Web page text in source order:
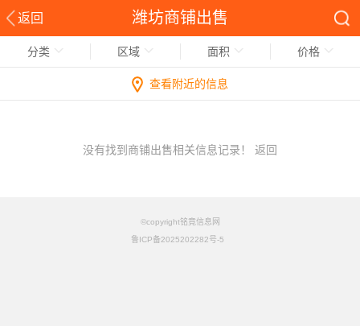
返回 潍坊商铺出售
分类 区域 面积 价格
查看附近的信息
没有找到商铺出售相关信息记录！ 返回
©copyright铭竟信息网
鲁ICP备2025202282号-5